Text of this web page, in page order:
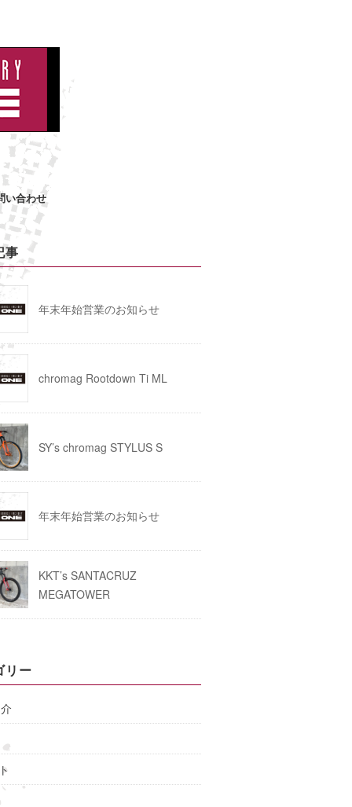
い合わせ
事
年末年始営業のお知らせ
chromag Rootdown Ti ML
SY’s chromag STYLUS S
年末年始営業のお知らせ
KKT’s SANTACRUZ
MEGATOWER
リー